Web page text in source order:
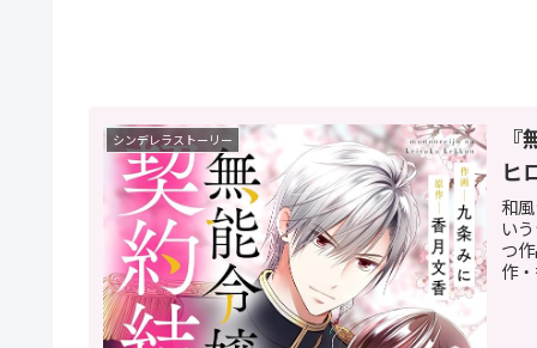
シンデレラストーリー
ヒ
和
い
つ
作